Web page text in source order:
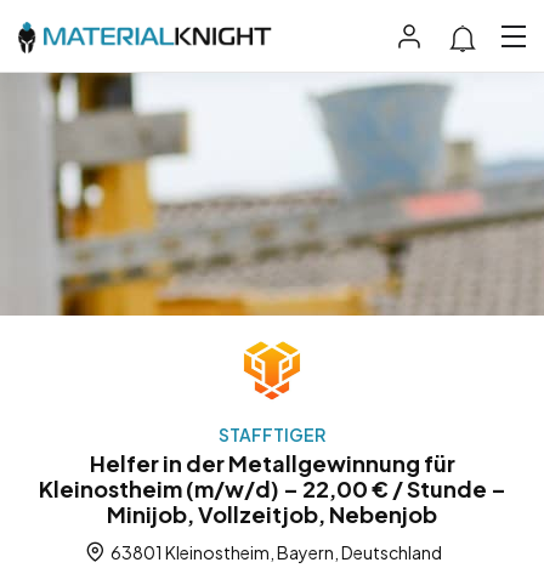
STAFFTIGER
Helfer in der Metallgewinnung für
Kleinostheim (m/w/d) – 22,00 € / Stunde –
Minijob, Vollzeitjob, Nebenjob
63801 Kleinostheim, Bayern, Deutschland